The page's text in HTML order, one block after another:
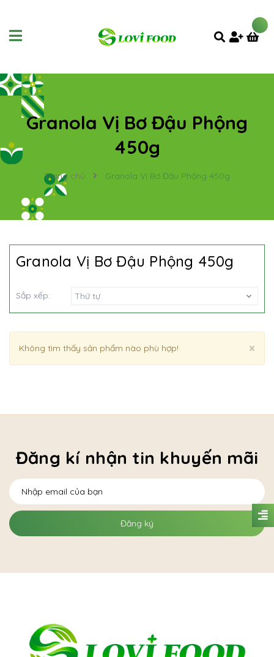
Granola Vị Bơ Đậu Phộng
450g
Trang chủ Granola Vị Bơ Đậu Phộng 450g
Granola Vị Bơ Đậu Phộng 450g
Sắp xếp: Thứ tự
×
Không tìm thấy sản phẩm nào phù hợp!
Đăng kí nhận tin khuyến mãi
Đăng ký